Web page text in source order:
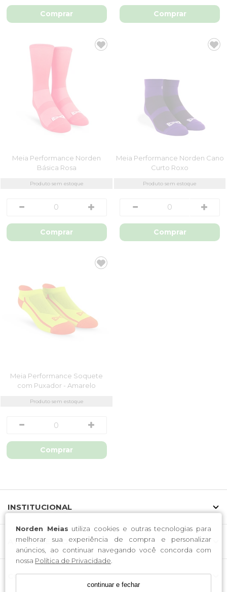
Norden Meias utiliza cookies e outras tecnologias para
melhorar sua experiência de compra e personalizar
anúncios, ao continuar navegando você concorda com
nossa Política de Privacidade
continuar e fechar
Comprar Comprar
Meia Performance Norden
Básica Rosa
Produto sem estoque
Comprar
Meia Performance Norden Cano
Curto Roxo
Produto sem estoque
Comprar
Meia Performance Soquete
com Puxador - Amarelo
Produto sem estoque
Comprar
INSTITUCIONAL
ATENDIMENTO
CONTATO